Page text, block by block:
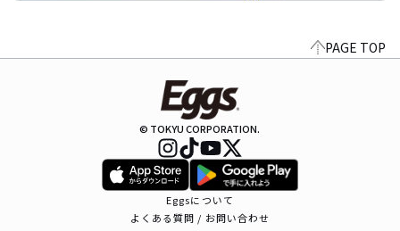
PAGE TOP
© TOKYU CORPORATION.
Eggsについて
よくある質問 / お問い合わせ